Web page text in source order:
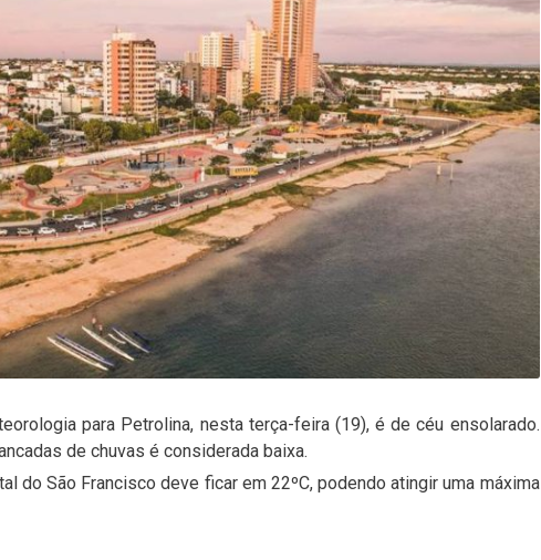
para Petrolina, nesta terça-feira (19), é de céu ensolarado.
de chuvas é considerada baixa.
do São Francisco deve ficar em 22ºC, podendo atingir uma máxima